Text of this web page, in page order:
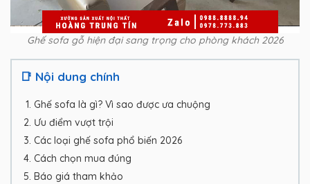
Ghế sofa gỗ hiện đại sang trọng cho phòng khách 2026
📑 Nội dung chính
Ghế sofa là gì? Vì sao được ưa chuộng
Ưu điểm vượt trội
Các loại ghế sofa phổ biến 2026
Cách chọn mua đúng
Báo giá tham khảo